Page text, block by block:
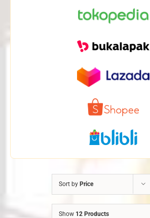
Sort by Price
Show 12 Products